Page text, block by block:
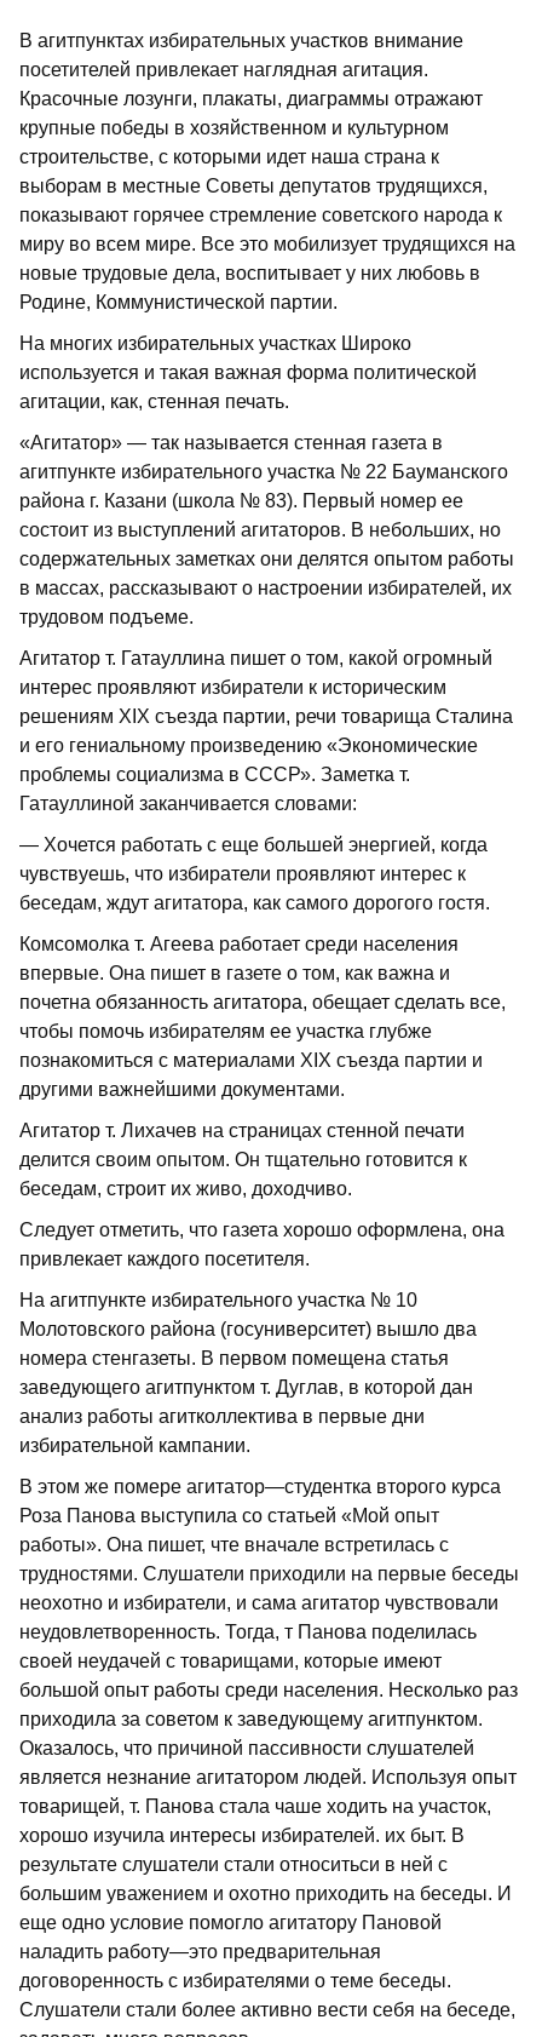
В агитпунктах избирательных участков внимание
посетителей привлекает наглядная агитация.
Красочные лозунги, плакаты, диаграммы отражают
крупные победы в хозяйственном и культурном
строительстве, с которыми идет наша страна к
выборам в местные Советы депутатов трудящихся,
показывают горячее стремление советского народа к
миру во всем мире. Все это мобилизует трудящихся на
новые трудовые дела, воспитывает у них любовь в
Родине, Коммунистической партии.
На многих избирательных участках Широко
используется и такая важная форма политической
агитации, как, стенная печать.
«Агитатор» — так называется стенная газета в
агитпункте избирательного участка № 22 Бауманского
района г. Казани (школа № 83). Первый номер ее
состоит из выступлений агитаторов. В небольших, но
содержательных заметках они делятся опытом работы
в массах, рассказывают о настроении избирателей, их
трудовом подъеме.
Агитатор т. Гатауллина пишет о том, какой огромный
интерес проявляют избиратели к историческим
решениям XIX съезда партии, речи товарища Сталина
и его гениальному произведению «Экономические
проблемы социализма в СССР». Заметка т.
Гатауллиной заканчивается словами:
— Хочется работать с еще большей энергией, когда
чувствуешь, что избиратели проявляют интерес к
беседам, ждут агитатора, как самого дорогого гостя.
Комсомолка т. Агеева работает среди населения
впервые. Она пишет в газете о том, как важна и
почетна обязанность агитатора, обещает сделать все,
чтобы помочь избирателям ее участка глубже
познакомиться с материалами XIX съезда партии и
другими важнейшими документами.
Агитатор т. Лихачев на страницах стенной печати
делится своим опытом. Он тщательно готовится к
беседам, строит их живо, доходчиво.
Следует отметить, что газета хорошо оформлена, она
привлекает каждого посетителя.
На агитпункте избирательного участка № 10
Молотовского района (госуниверситет) вышло два
номера стенгазеты. В первом помещена статья
заведующего агитпунктом т. Дуглав, в которой дан
анализ работы агитколлектива в первые дни
избирательной кампании.
В этом же помере агитатор—студентка второго курса
Роза Панова выступила со статьей «Мой опыт
работы». Она пишет, чте вначале встретилась с
трудностями. Слушатели приходили на первые беседы
неохотно и избиратели, и сама агитатор чувствовали
неудовлетворенность. Тогда, т Панова поделилась
своей неудачей с товарищами, которые имеют
большой опыт работы среди населения. Несколько раз
приходила за советом к заведующему агитпунктом.
Оказалось, что причиной пассивности слушателей
является незнание агитатором людей. Используя опыт
товарищей, т. Панова стала чаше ходить на участок,
хорошо изучила интересы избирателей. их быт. В
результате слушатели стали относитьси в ней с
большим уважением и охотно приходить на беседы. И
еще одно условие помогло агитатору Пановой
наладить работу—это предварительная
договоренность с избирателями о теме беседы.
Слушатели стали более активно вести себя на беседе,